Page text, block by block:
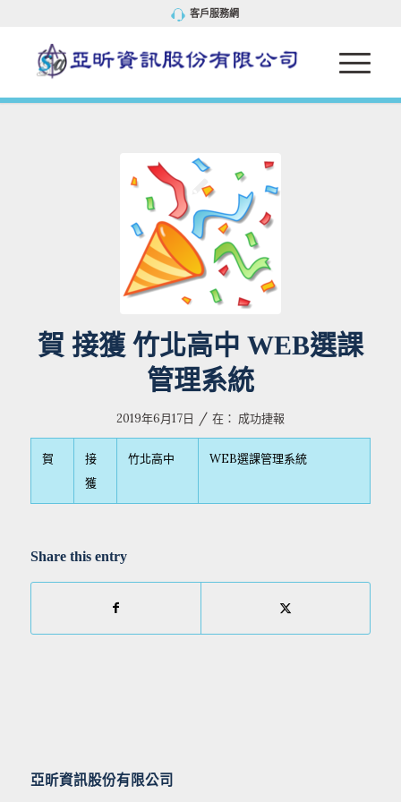
客戶服務網
賀 接獲 竹北高中 WEB選課
管理系統
2019年6月17日 / 在： 成功捷報
賀
接
獲
竹北高中 WEB選課管理系統
Share this entry
亞昕資訊股份有限公司